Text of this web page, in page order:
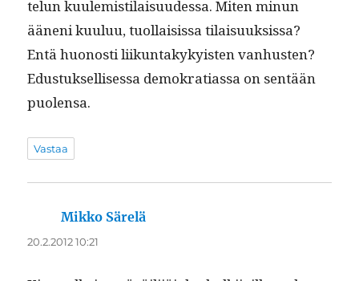
telun kuulemisti­laisu­udessa. Miten min­un
ääneni kuu­luu, tuol­lai­sis­sa tilaisuuk­sis­sa?
Entä huonos­ti liikun­takyky­is­ten van­hus­ten?
Edus­tuk­sel­lises­sa demokra­ti­as­sa on sen­tään
puolensa.
Vastaa
Mikko Särelä
20.2.2012 10:21